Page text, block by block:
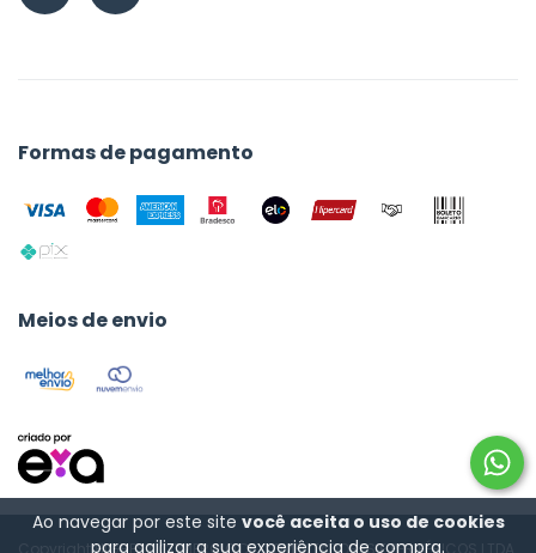
Ao navegar por este site você aceita o uso de cookies
para agilizar a sua experiência de compra.
Formas de pagamento
Meios de envio
Copyright HIGHEST COMERCIO DE COMPUTADORES E PERIFÉRICOS LTDA